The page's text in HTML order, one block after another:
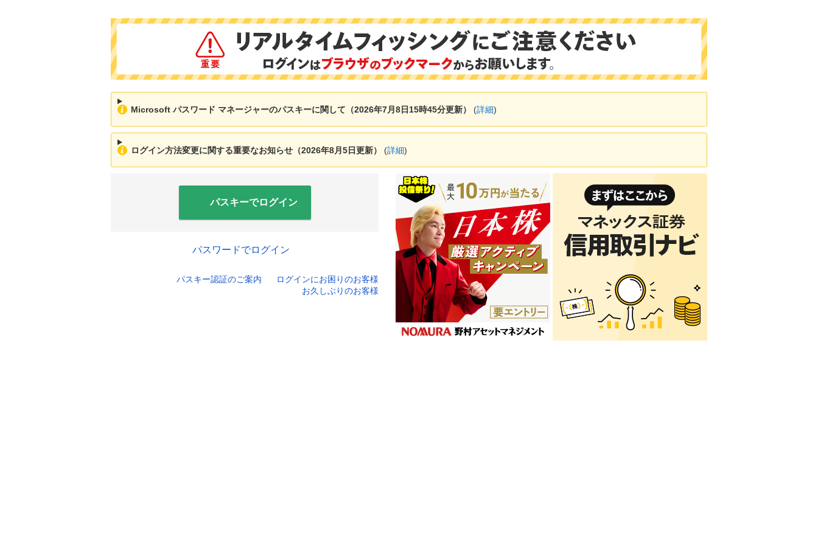
Microsoft パスワード マネージャーのパスキーに関して（2026年7月8日15時45分更新） (詳細)
ログイン方法変更に関する重要なお知らせ（2026年8月5日更新） (詳細)
パスキーでログイン
パスワードでログイン
口座番号でログイン
パスキー認証のご案内
ログインにお困りのお客様
お久しぶりのお客様